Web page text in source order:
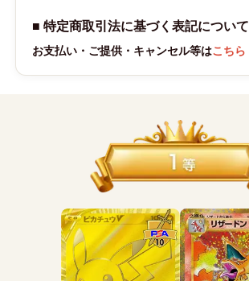
■ 特定商取引法に基づく表記について
お支払い・ご提供・キャンセル等はこちら